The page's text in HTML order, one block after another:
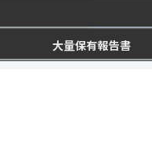
大量保有報告書